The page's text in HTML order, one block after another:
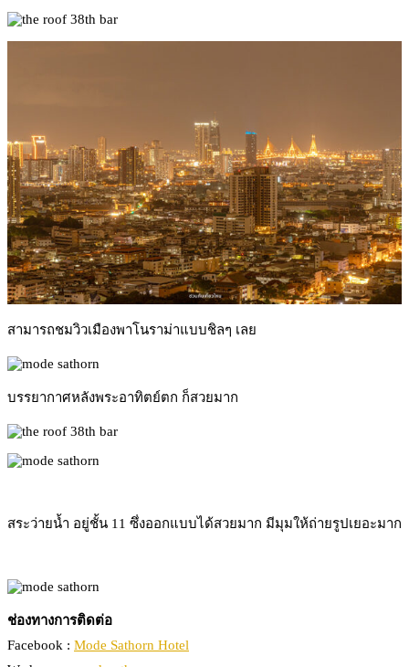
สามารถชมวิวเมืองพาโนราม่าแบบชิลๆ เลย
บรรยากาศหลังพระอาทิตย์ตก ก็สวยมาก
สระว่ายน้ำ อยู่ชั้น 11 ซึ่งออกแบบได้สวยมาก มีมุมให้ถ่ายรูปเยอะมาก
ช่องทางการติดต่อ
Facebook : Mode Sathorn Hotel